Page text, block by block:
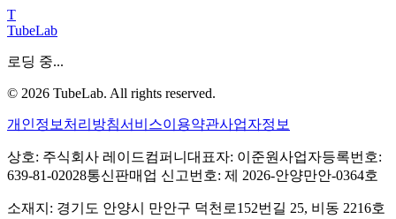
T
TubeLab
로딩 중...
© 2026 TubeLab. All rights reserved.
개인정보처리방침서비스이용약관사업자정보
상호: 주식회사 레이드컴퍼니 대표자: 이준원사업자등록번호:
639-81-02028통신판매업 신고번호: 제 2026-안양만안-0364호
소재지: 경기도 안양시 만안구 덕천로152번길 25, 비동 2216호